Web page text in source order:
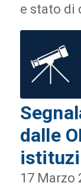
e stato di
dalle
17 Marzo